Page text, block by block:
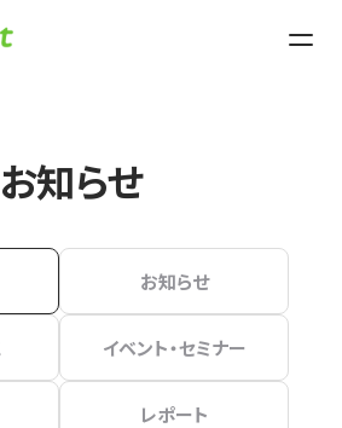
お知らせ
お知らせ
イベント・セミナー
レポート